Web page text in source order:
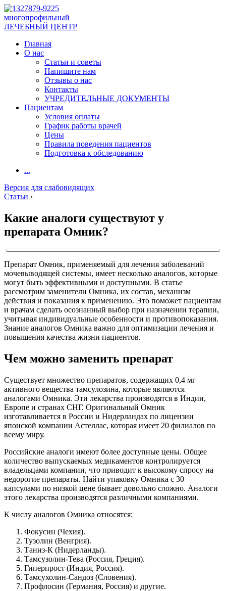
многопрофильный
ЛЕЧЕБНЫЙ ЦЕНТР
Главная
О нас
Статьи и советы
Напишите нам
Отзывы о нас
Контакты
УЧРЕДИТЕЛЬНЫЕ ДОКУМЕНТЫ
Пациентам
Условия оплаты
График работы врачей
Цены
Правила поведения пациентов
Подготовка к обследованию
...
Версия для слабовидящих
Статьи ›
Какие аналоги существуют у
препарата Омник?
Препарат Омник, применяемый для лечения заболеваний
мочевыводящей системы, имеет несколько аналогов, которые
могут быть эффективными и доступными. В статье
рассмотрим заменители Омника, их состав, механизм
действия и показания к применению. Это поможет пациентам
и врачам сделать осознанный выбор при назначении терапии,
учитывая индивидуальные особенности и противопоказания.
Знание аналогов Омника важно для оптимизации лечения и
повышения качества жизни пациентов.
Чем можно заменить препарат
Существует множество препаратов, содержащих 0,4 мг
активного вещества тамсулозина, которые являются
аналогами Омника. Эти лекарства производятся в Индии,
Европе и странах СНГ. Оригинальный Омник
изготавливается в России и Нидерландах по лицензии
японской компании Астеллас, которая имеет 20 филиалов по
всему миру.
Российские аналоги имеют более доступные цены. Общее
количество выпускаемых медикаментов контролируется
владельцами компании, что приводит к высокому спросу на
недорогие препараты. Найти упаковку Омника с 30
капсулами по низкой цене бывает довольно сложно. Аналоги
этого лекарства производятся различными компаниями.
К числу аналогов Омника относятся:
Фокусин (Чехия).
Тузолин (Венгрия).
Таниз-К (Нидерланды).
Тамсузолин-Тева (Россия, Греция).
Гиперпрост (Индия, Россия).
Тамсухолин-Сандоз (Словения).
Профлосин (Германия, Россия) и другие.